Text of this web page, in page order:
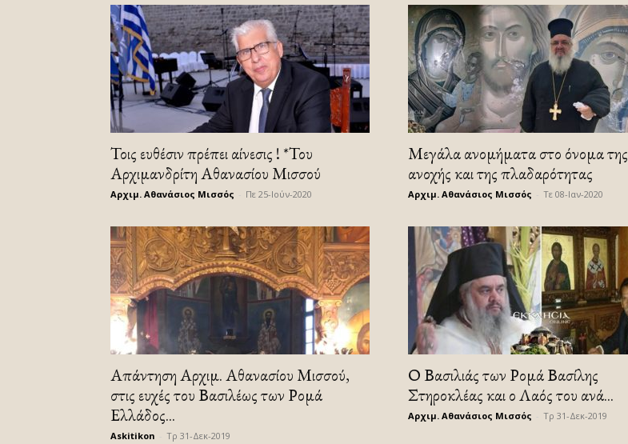
Τοις ευθέσιν πρέπει αίνεσις ! *Του
Αρχιμανδρίτη Αθανασίου Μισσού
Αρχιμ. Αθανάσιος Μισσός Πε 25-Ιούν-2020
Μεγάλα ανομήματα στο όνομα της
ανοχής και της πλαδαρότητας
Αρχιμ. Αθανάσιος Μισσός Τε 08-Ιαν-2020
Απάντηση Αρχιμ. Αθανασίου Μισσού,
στις ευχές του Βασιλέως των Ρομά
Ελλάδος...
Askitikon Τρ 31-Δεκ-2019
Ο Βασιλιάς των Ρομά Βασίλης
Στηροκλέας και ο Λαός του ανά...
Αρχιμ. Αθανάσιος Μισσός Τρ 31-Δεκ-2019